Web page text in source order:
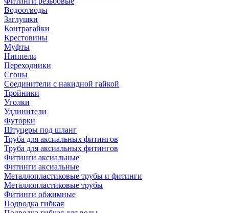
Водоотводы
Заглушки
Контрагайки
Крестовины
Муфты
Ниппели
Переходники
Сгоны
Соединители с накидной гайкой
Тройники
Уголки
Удлинители
Футорки
Штуцеры под шланг
Труба для аксиальных фитингов
Труба для аксиальных фитингов
Фитинги аксиальные
Фитинги аксиальные
Металлопластиковые трубы и фитинги
Металлопластиковые трубы
Фитинги обжимные
Подводка гибкая